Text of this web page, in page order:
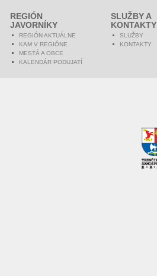
REGIÓN
JAVORNÍKY
REGIÓN AKTUÁLNE
KAM V REGIÓNE
MESTÁ A OBCE
KALENDÁR PODUJATÍ
SLUŽBY A
KONTAKTY
SLUŽBY
KONTAKTY